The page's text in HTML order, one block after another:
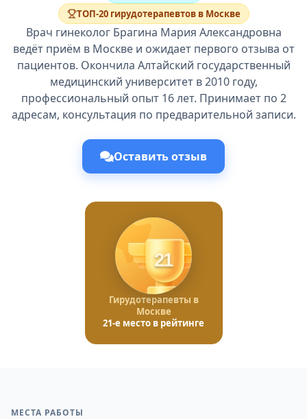
ТОП-20 гирудотерапевтов в Москве
Врач гинеколог Брагина Мария Александровна
ведёт приём в Москве и ожидает первого отзыва от
пациентов. Окончила Алтайский государственный
медицинский университет в 2010 году,
профессиональный опыт 16 лет. Принимает по 2
адресам, консультация по предварительной записи.
Оставить отзыв
21
Гирудотерапевты в
Москве
21-е место в рейтинге
МЕСТА РАБОТЫ